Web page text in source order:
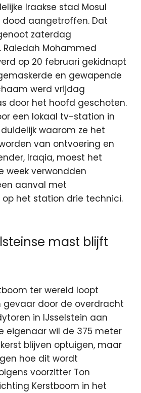
Iraakse stad Mosul
aangetroffen. Dat
zaterdag
Mohammed
op 20 februari gekidnapt
en gewapende
werd vrijdag
door het hoofd geschoten.
een lokaal tv-station in
duidelijk waarom ze het
van ontvoering en
Iraqia, moest het
week verwondden
aanval met
het station drie technici.
mast blijft
ter wereld loopt
gevaar door de overdracht
in IJsselstein aan
eigenaar wil de 375 meter
blijven optuigen, maar
hoe dit wordt
voorzitter Ton
Kerstboom in het